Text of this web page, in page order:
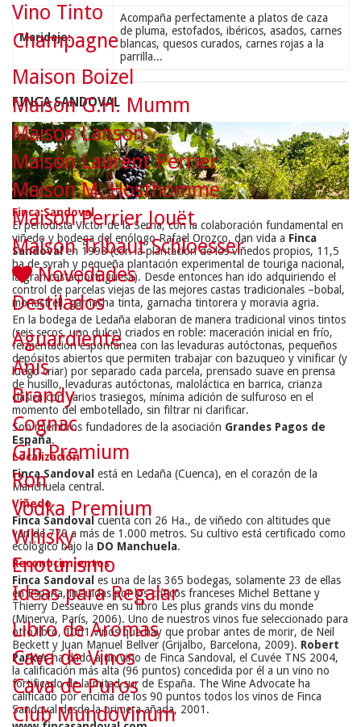
Maridaje:
Acompaña perfectamente a platos de caza
de pluma, estofados, ibéricos, asados, carnes
blancas, quesos curados, carnes rojas a la
parrilla...
FINCA SANDOVAL
Finca Sandoval
El periodista Víctor de la Serna, con la colaboración fundamental en
viñedo y bodega del enólogo Rafael Orozco, dan vida a Finca
Sandovalen 1998 (con la plantación de los viñedos propios, 11,5
ha de syrah y pequeña plantación experimental de touriga nacional,
la gran casta portuguesa). Desde entonces han ido adquiriendo el
control de parcelas viejas de las mejores castas tradicionales –bobal,
monastrell, garnacha tinta, garnacha tintorera y moravia agria.
En la bodega de Ledaña elaboran de manera tradicional vinos tintos
(seis secos, uno dulce) criados en roble: maceración inicial en frío,
fermentación espontánea con las levaduras autóctonas, pequeños
depósitos abiertos que permiten trabajar con bazuqueo y vinificar (y
luego criar) por separado cada parcela, prensado suave en prensa
de husillo, levaduras autóctonas, maloláctica en barrica, crianza
clásica con varios trasiegos, mínima adición de sulfuroso en el
momento del embotellado, sin filtrar ni clarificar.
Son miembros fundadores de la asociación Grandes Pagos de
España.
Localización
Finca Sandoval está en Ledaña (Cuenca), en el corazón de la
Manchuela central.
Viñedo
Finca Sandovalcuenta con 26 Ha., de viñedo con altitudes que
van de 770 a más de 1.000 metros. Su cultivo está certificado como
ecológico bajo la DO Manchuela.
Reconocimientos
Finca Sandoval es una de las 365 bodegas, solamente 23 de ellas
en España, incluidas por los críticos franceses Michel Bettane y
Thierry Desseauve en su libro Les plus grands vins du monde
(Minerva, París, 2006). Uno de nuestros vinos fue seleccionado para
otro libro, 1001 vinos que hay que probar antes de morir, de Neil
Beckett y Juan Manuel Bellver (Grijalbo, Barcelona, 2009). Robert
Parkerha dado a un vino de Finca Sandoval, el Cuvée TNS 2004,
la calificación más alta (96 puntos) concedida por él a un vino no
fortificado de la mitad sur de España. The Wine Advocate ha
calificado por encima de los 90 puntos todos los vinos de Finca
Sandoval desde la primera añada, 2001.
Vino Tinto
Champagne
Maison Boizel
Maison G.H. Mumm
Maison Lanson
Maison Laurent Perrier
Maison M. Hosthomme
Maison Perrier Jouët
Maison Tribaut Schloesser
Novedades
Destilados
Aguardiente
Anís
Brandy
Cognac
Gin Premium
Ron
Vodka Premium
Whisky
Enoturismo
Ideas para Regalar
Libro de Aromas
Cava de Vinos
Cava de Puros
Club MundoVinum